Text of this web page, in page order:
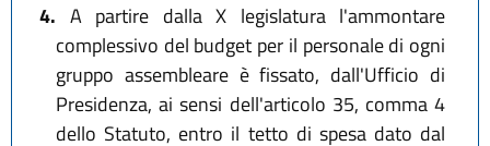
4. A partire dalla X legislatura l'ammontare
complessivo del budget per il personale di ogni
gruppo assembleare è fissato, dall'Ufficio di
Presidenza, ai sensi dell'articolo 35, comma 4
dello Statuto, entro il tetto di spesa dato dal